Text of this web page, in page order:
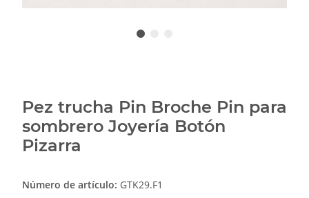
Pez trucha Pin Broche Pin para
sombrero Joyería Botón
Pizarra
Número de artículo: GTK29.F1